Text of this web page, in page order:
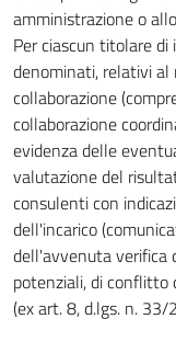
amministrazione o
Per ciascun titolare di
denominati, relativi al
collaborazione
collaborazione
evidenza delle
valutazione del
consulenti con
dell'incarico
dell'avvenuta verifica
potenziali, di conflitto
(ex art. 8, d.lgs. n. 33/